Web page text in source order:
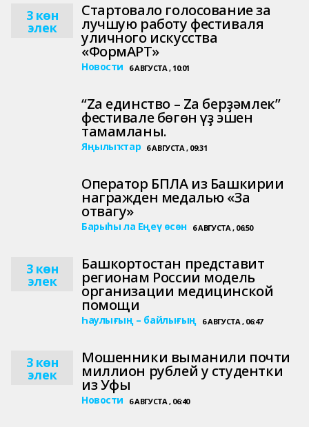
3 көн
элек
Стартовало голосование за
лучшую работу фестиваля
уличного искусства
«ФормАРТ»
Новости 6 АВГУСТА , 10:01
“Zа единство – Zа берҙәмлек”
фестивале бөгөн үҙ эшен
тамамланы.
Яңылыҡтар 6 АВГУСТА , 09:31
Оператор БПЛА из Башкирии
награжден медалью «За
отвагу»
Барыһы ла Еңеү өсөн 6 АВГУСТА , 06:50
3 көн
элек
Башкортостан представит
регионам России модель
организации медицинской
помощи
Һаулығың – байлығың 6 АВГУСТА , 06:47
3 көн
элек
Мошенники выманили почти
миллион рублей у студентки
из Уфы
Новости 6 АВГУСТА , 06:40